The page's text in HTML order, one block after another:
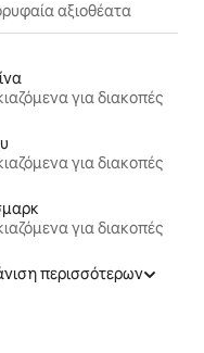
αξιοθέατα
για διακοπές
για διακοπές
για διακοπές
περισσότερων